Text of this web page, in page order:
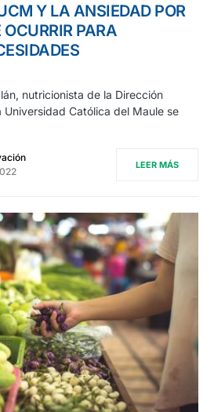
Y LA ANSIEDAD POR
PARA
nutricionista de la Dirección
Universidad Católica del Maule se
LEER MÁS